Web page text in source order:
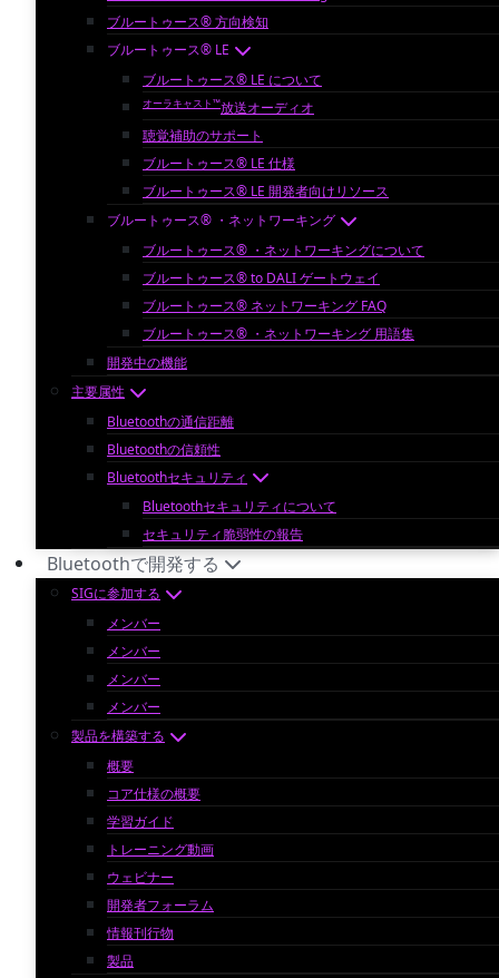
ブルートゥース® 方向検知
ブルートゥース® LE
ブルートゥース® LE について
オーラキャスト™放送オーディオ
聴覚補助のサポート
ブルートゥース® LE 仕様
ブルートゥース® LE 開発者向けリソース
ブルートゥース® ・ネットワーキング
ブルートゥース® ・ネットワーキングについて
ブルートゥース® to DALI ゲートウェイ
ブルートゥース® ネットワーキング FAQ
ブルートゥース® ・ネットワーキング 用語集
開発中の機能
主要属性
Bluetoothの通信距離
Bluetoothの信頼性
Bluetoothセキュリティ
Bluetoothセキュリティについて
セキュリティ脆弱性の報告
Bluetoothで開発する
SIGに参加する
メンバー
メンバー
メンバー
メンバー
製品を構築する
概要
コア仕様の概要
学習ガイド
トレーニング動画
ウェビナー
開発者フォーラム
情報刊行物
製品